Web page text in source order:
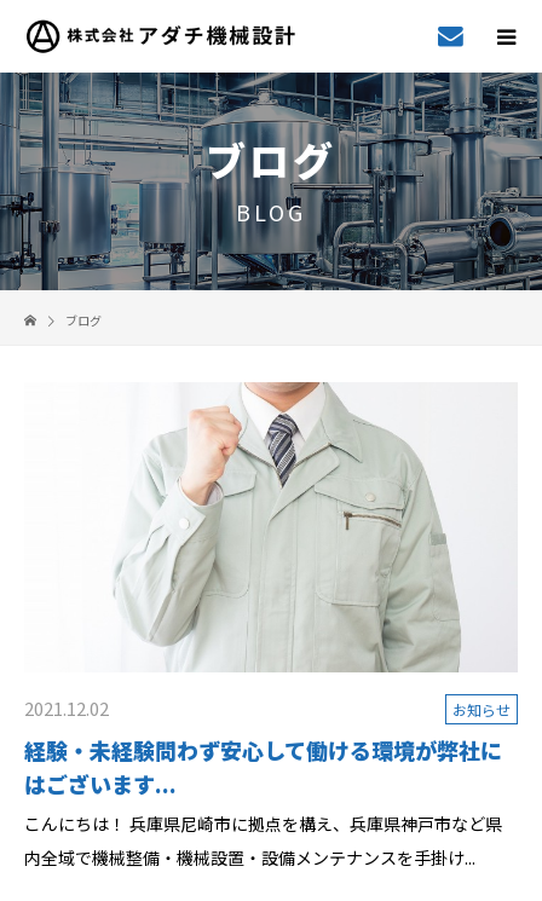
ブログ
BLOG
ブログ
2021.12.02 お知らせ
経験・未経験問わず安心して働ける環境が弊社に
はございます...
こんにちは！ 兵庫県尼崎市に拠点を構え、兵庫県神戸市など県
内全域で機械整備・機械設置・設備メンテナンスを手掛け...